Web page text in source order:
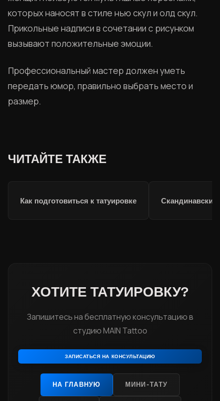
которых наносят в стиле нью скул и олд скул.
Прикольные надписи в сочетании с рисунком
вызывают положительные эмоции.
Профессиональный мастер должен уметь
передать юмор, правильно выбрать место и
размер.
ЧИТАЙТЕ ТАКЖЕ
Как подготовиться к татуировке Скандинавские
ХОТИТЕ ТАТУИРОВКУ?
Запишитесь на бесплатную консультацию в
студию MAIN Tattoo
ЗАПИСАТЬСЯ НА КОНСУЛЬТАЦИЮ
НА ГЛАВНУЮ МИНИ-ТАТУ